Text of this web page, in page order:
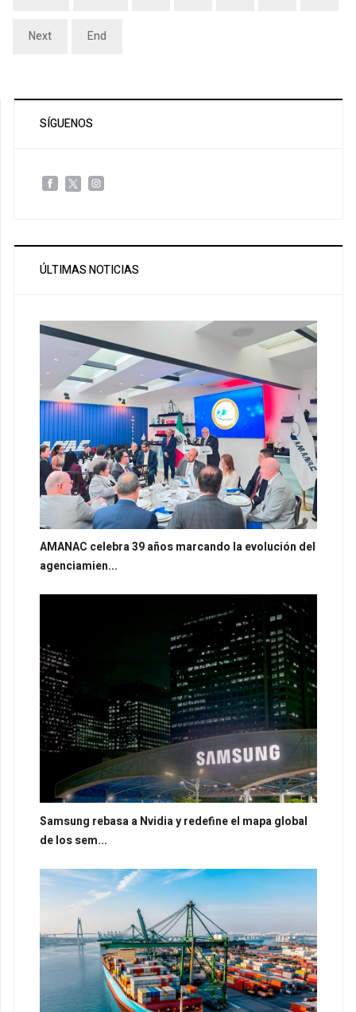
Next End
SÍGUENOS
ÚLTIMAS NOTICIAS
AMANAC celebra 39 años marcando la evolución del
agenciamien...
Samsung rebasa a Nvidia y redefine el mapa global
de los sem...